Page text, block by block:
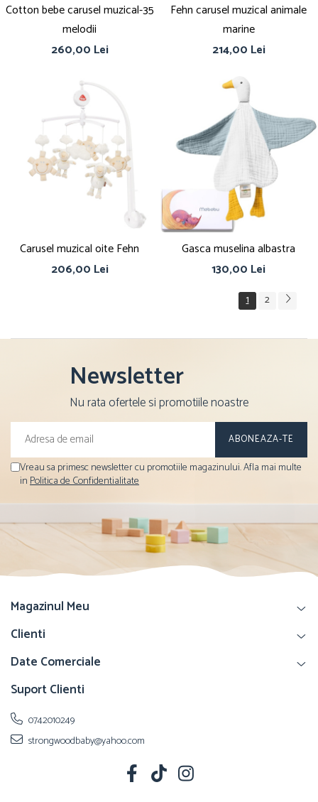
Cotton bebe carusel muzical-35
melodii
260,00 Lei
Fehn carusel muzical animale
marine
214,00 Lei
Carusel muzical oite Fehn
206,00 Lei
Gasca muselina albastra
130,00 Lei
1 2
Newsletter
Nu rata ofertele si promotiile noastre
Vreau sa primesc newsletter cu promotiile magazinului. Afla mai multe
inPolitica de Confidentialitate
Magazinul Meu
Clienti
Date Comerciale
Suport Clienti
0742010249
strongwoodbaby@yahoo.com